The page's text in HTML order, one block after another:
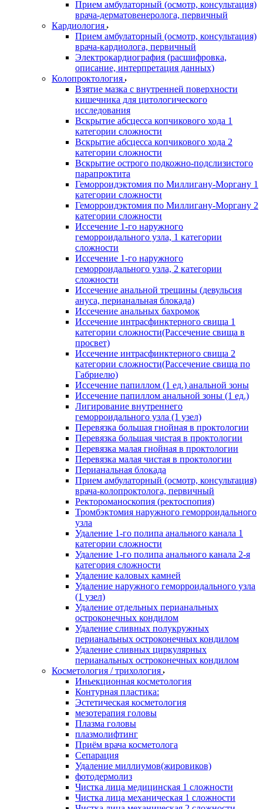
Прием амбулаторный (осмотр, консультация)
врача-дерматовенеролога, первичный
Кардиология
Прием амбулаторный (осмотр, консультация)
врача-кардиолога, первичный
Электрокардиография (расшифровка,
описание, интерпретация данных)
Колопроктология
Взятие мазка с внутренней поверхности
кишечника для цитологического
исследования
Вскрытие абсцесса копчикового хода 1
категории сложности
Вскрытие абсцесса копчикового хода 2
категории сложности
Вскрытие острого подкожно-подслизистого
парапроктита
Геморроидэктомия по Миллигану-Моргану 1
категории сложности
Геморроидэктомия по Миллигану-Моргану 2
категории сложности
Иссечение 1-го наружного
геморроидального узла, 1 категории
сложности
Иссечение 1-го наружного
геморроидального узла, 2 категории
сложности
Иссечение анальной трещины (девульсия
ануса, перианальная блокада)
Иссечение анальных бахромок
Иссечение интрасфинктерного свища 1
категории сложности(Рассечение свища в
просвет)
Иссечение интрасфинктерного свища 2
категории сложности(Рассечение свища по
Габриелю)
Иссечение папиллом (1 ед.) анальной зоны
Иссечение папиллом анальной зоны (1 ед.)
Лигирование внутреннего
геморроидального узла (1 узел)
Перевязка большая гнойная в проктологии
Перевязка большая чистая в проктологии
Перевязка малая гнойная в проктологии
Перевязка малая чистая в проктологии
Перианальная блокада
Прием амбулаторный (осмотр, консультация)
врача-колопроктолога, первичный
Ректороманоскопия (ректоспопия)
Тромбэктомия наружного геморроидального
узла
Удаление 1-го полипа анального канала 1
категории сложности
Удаление 1-го полипа анального канала 2-я
категория сложности
Удаление каловых камней
Удаление наружного геморроидального узла
(1 узел)
Удаление отдельных перианальных
остроконечных кондилом
Удаление сливных полукружных
перианальных остроконечных кондилом
Удаление сливных циркулярных
перианальных остроконечных кондилом
Косметология / трихология
Иньекционная косметология
Контурная пластика:
Эстетическая косметология
мезотерапия головы
Плазма головы
плазмолифтинг
Приём врача косметолога
Сепарация
Удаление миллиумов(жировиков)
фотодермолиз
Чистка лица медицинская 1 сложности
Чистка лица механическая 1 сложности